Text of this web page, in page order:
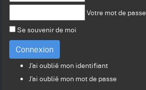
Votre mot de passe
Se souvenir de moi
Connexion
J'ai oublié mon identifiant
J'ai oublié mon mot de passe